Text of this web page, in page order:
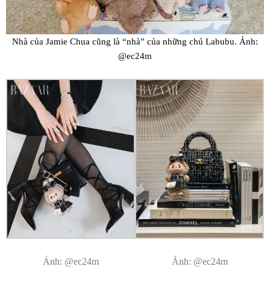
Nhà của Jamie Chua cũng là “nhà” của những chú Labubu. Ảnh:
@ec24m
Ảnh: @ec24m Ảnh: @ec24m